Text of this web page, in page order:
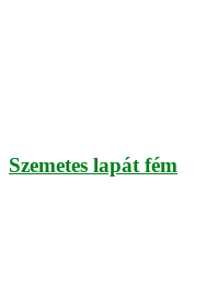
Szemetes lapát fém